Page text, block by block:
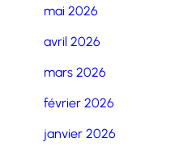
mai 2026
avril 2026
mars 2026
février 2026
janvier 2026